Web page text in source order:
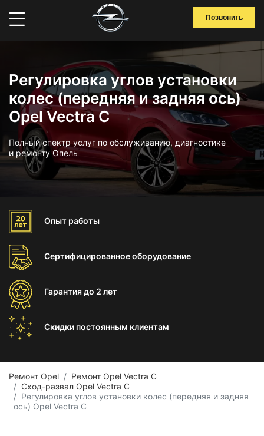
Позвонить
Регулировка углов установки
колес (передняя и задняя ось)
Opel Vectra C
Полный спектр услуг по обслуживанию, диагностике
и ремонту Опель
Опыт работы
Сертифицированноеоборудование
Гарантиядо 2 лет
Скидки постоянным клиентам
Ремонт Opel
Ремонт Opel Vectra C
Сход-развал Opel Vectra C
Регулировка углов установки колес (передняя и задняя
ось) Opel Vectra C